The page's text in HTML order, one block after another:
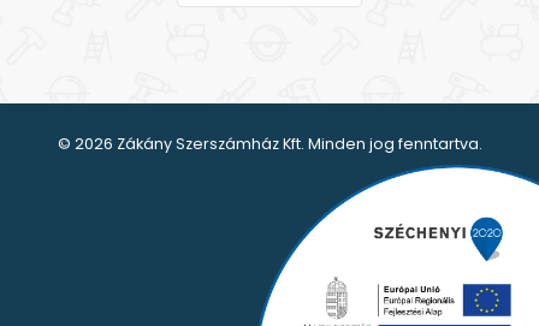
© 2026 Zákány Szerszámház Kft. Minden jog fenntartva.